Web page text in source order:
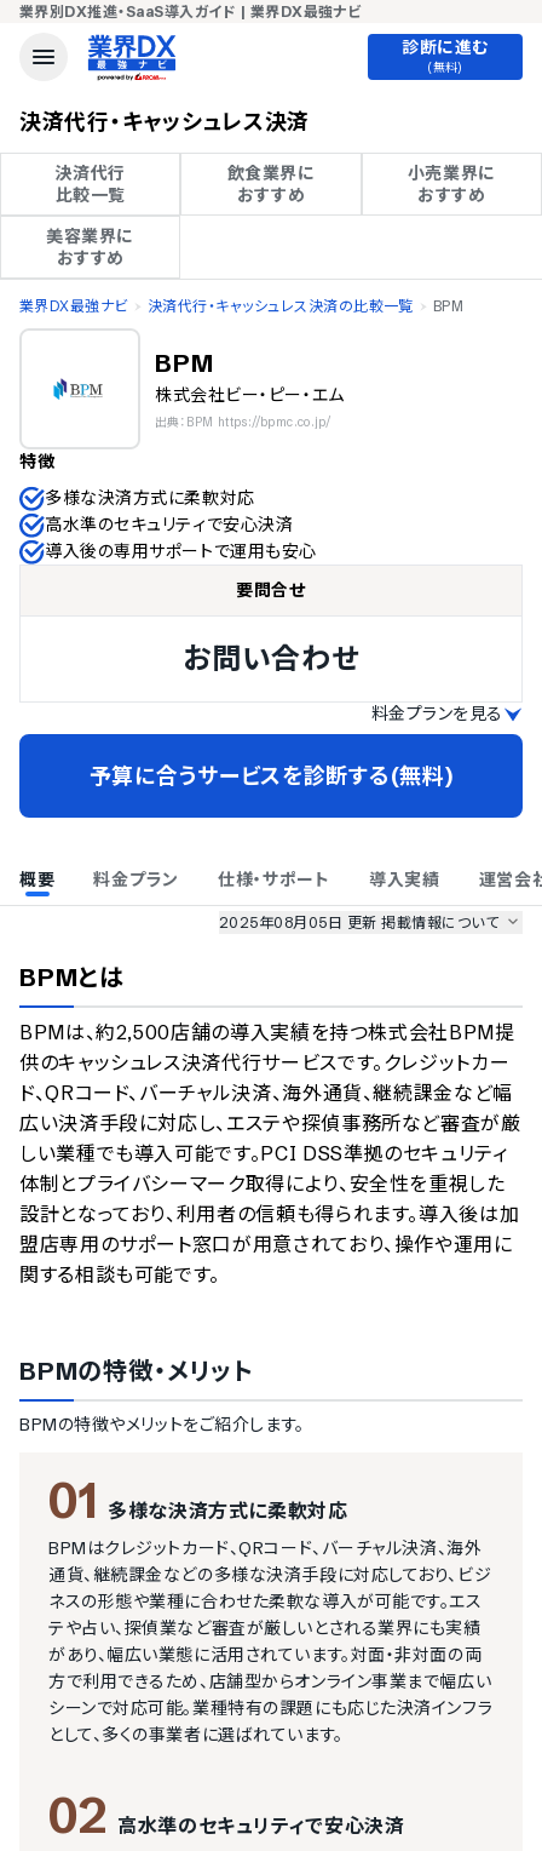
業界別DX推進・SaaS導入ガイド | 業界DX最強ナビ
診断に進む
(無料)
決済代行・キャッシュレス決済
決済代行
比較一覧
飲食業界に
おすすめ
小売業界に
おすすめ
美容業界に
おすすめ
業界DX最強ナビ 決済代行・キャッシュレス決済の比較一覧 BPM
BPM
株式会社ビー・ピー・エム
出典：BPM https://bpmc.co.jp/
特徴
多様な決済方式に柔軟対応
高水準のセキュリティで安心決済
導入後の専用サポートで運用も安心
要問合せ
お問い合わせ
料金プランを見る
予算に合うサービスを診断する(無料)
概要 料金プラン 仕様・サポート 導入実績 運営会
2025年08月05日 更新掲載情報について
のサービスデータを参照しています。
情報更新者：業界DX最強ナビ編集部 情報取得元 掲載修正依頼
BPMとは
BPMは、約2,500店舗の導入実績を持つ株式会社BPM提
供のキャッシュレス決済代行サービスです。クレジットカー
ド、QRコード、バーチャル決済、海外通貨、継続課金など幅
広い決済手段に対応し、エステや探偵事務所など審査が厳
しい業種でも導入可能です。PCI DSS準拠のセキュリティ
体制とプライバシーマーク取得により、安全性を重視した
設計となっており、利用者の信頼も得られます。導入後は加
盟店専用のサポート窓口が用意されており、操作や運用に
関する相談も可能です。
BPMの特徴・メリット
BPMの特徴やメリットをご紹介します。
01 多様な決済方式に柔軟対応
BPMはクレジットカード、QRコード、バーチャル決済、海外
通貨、継続課金などの多様な決済手段に対応しており、ビジ
ネスの形態や業種に合わせた柔軟な導入が可能です。エス
テや占い、探偵業など審査が厳しいとされる業界にも実績
があり、幅広い業態に活用されています。対面・非対面の両
方で利用できるため、店舗型からオンライン事業まで幅広い
シーンで対応可能。業種特有の課題にも応じた決済インフラ
として、多くの事業者に選ばれています。
02 高水準のセキュリティで安心決済